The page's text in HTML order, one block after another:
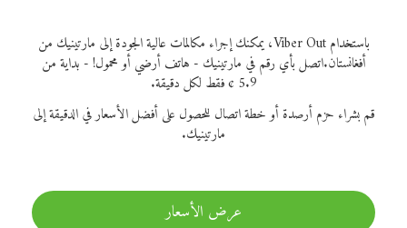
باستخدام Viber Out، يمكنك إجراء مكالمات عالية الجودة إلى مارتينيك من
أفغانستان.اتصل بأي رقم في مارتينيك - هاتف أرضي أو محمول! - بداية من
5.9 ¢ فقط لكل دقيقة.
قم بشراء حزم أرصدة أو خطة اتصال للحصول على أفضل الأسعار في الدقيقة إلى
مارتينيك.
عرض الأسعار